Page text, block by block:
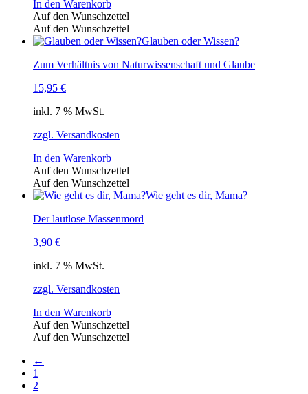
In den Warenkorb
Auf den Wunschzettel
Auf den Wunschzettel
Glauben oder Wissen?
Zum Verhältnis von Naturwissenschaft und Glaube
15,95 €
inkl. 7 % MwSt.
zzgl. Versandkosten
In den Warenkorb
Auf den Wunschzettel
Auf den Wunschzettel
Wie geht es dir, Mama?
Der lautlose Massenmord
3,90 €
inkl. 7 % MwSt.
zzgl. Versandkosten
In den Warenkorb
Auf den Wunschzettel
Auf den Wunschzettel
←
1
2